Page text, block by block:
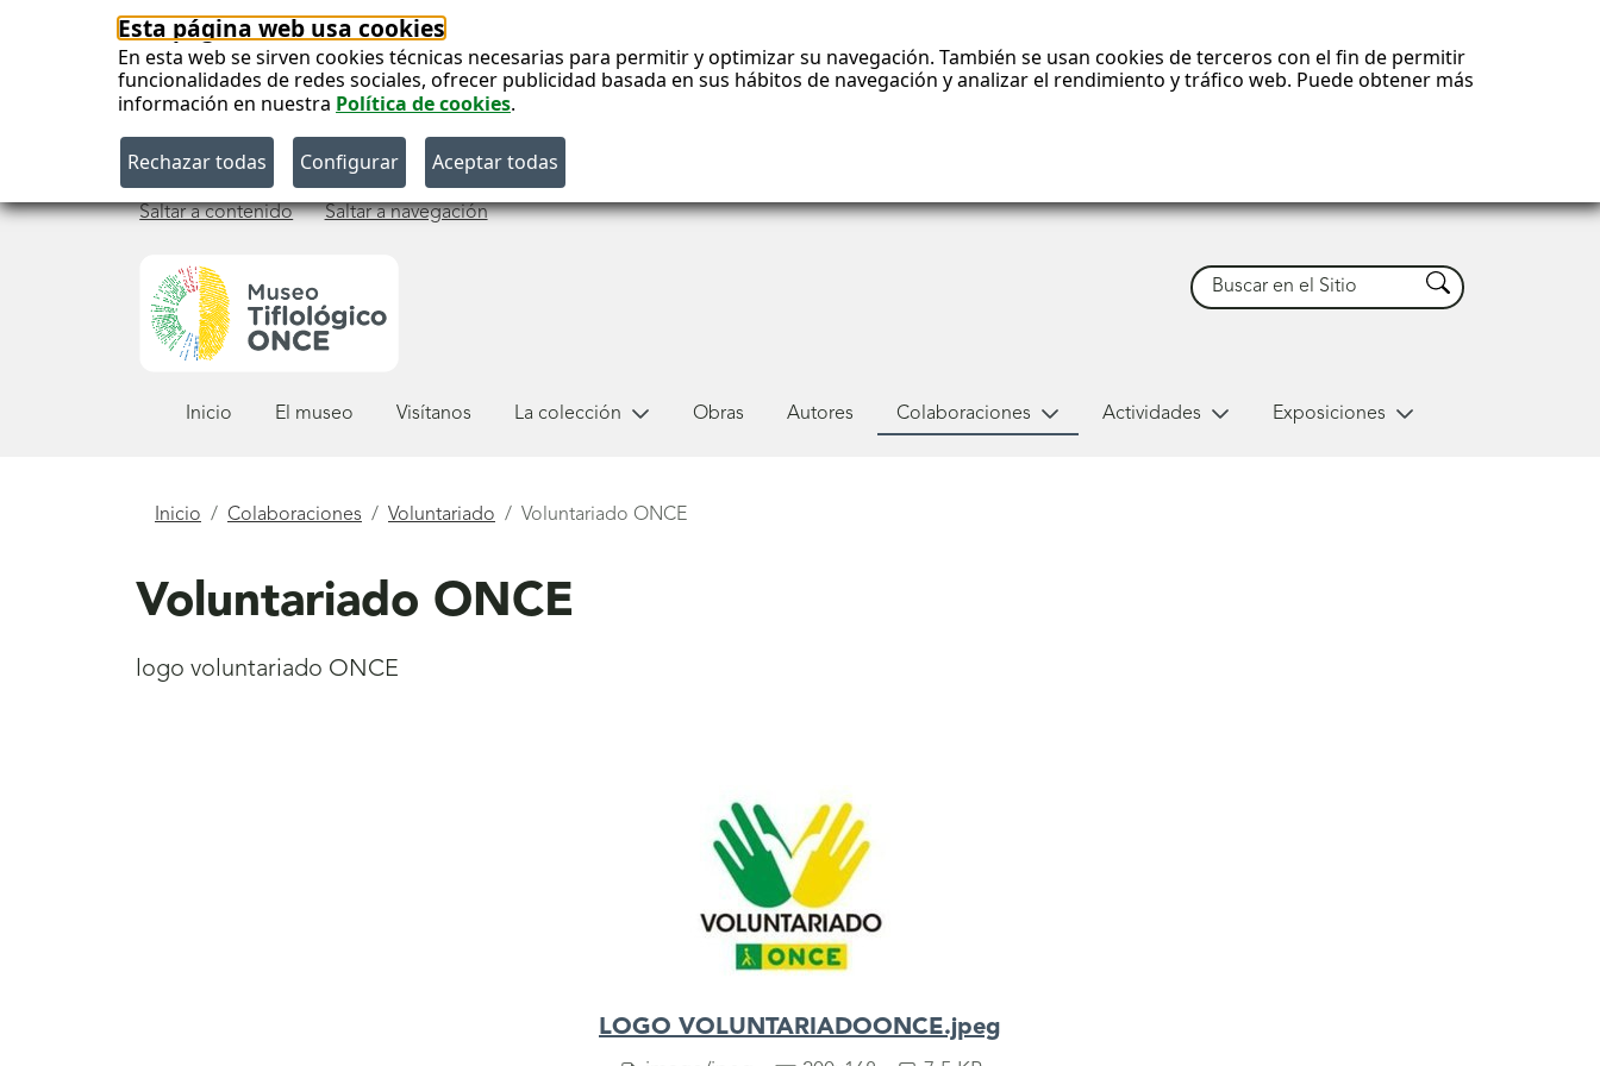
Esta página web usa cookies
En esta web se sirven cookies técnicas necesarias para permitir y optimizar su navegación. También se usan cookies de terceros con el fin de permitir
funcionalidades de redes sociales, ofrecer publicidad basada en sus hábitos de navegación y analizar el rendimiento y tráfico web. Puede obtener más
información en nuestra Política de cookies.
Saltar a contenido Saltar a navegación
Buscar Buscar
Inicio El museo Visítanos La colección Obras Autores Colaboraciones Actividades Exposiciones
Está
Inicio Colaboraciones Voluntariado Voluntariado ONCE
Voluntariado ONCE
logo voluntariado ONCE
LOGO VOLUNTARIADOONCE.jpeg